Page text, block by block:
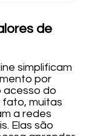
de
simplificam
por
acesso do
fato, muitas
a redes
Elas são